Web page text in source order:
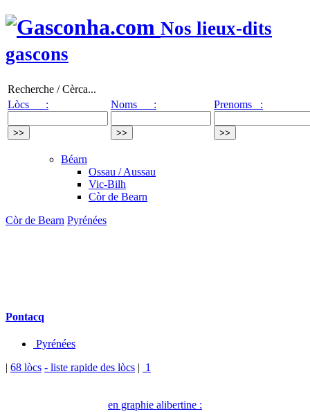
Nos lieux-dits
gascons
Recherche / Cèrca...
Lòcs :
Noms : Prenoms :
Béarn
Ossau / Aussau
Vic-Bilh
Còr de Bearn
Còr de Bearn Pyrénées
Pontacq
Pyrénées
| 68 lòcs - liste rapide des lòcs | 1
en graphie alibertine :